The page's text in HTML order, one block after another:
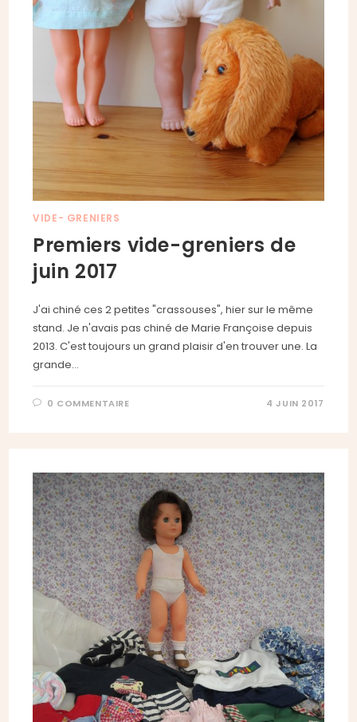
VIDE- GRENIERS
Premiers vide-greniers de
juin 2017
J'ai chiné ces 2 petites "crassouses", hier sur le même
stand. Je n'avais pas chiné de Marie Françoise depuis
2013. C'est toujours un grand plaisir d'en trouver une. La
grande…
0 COMMENTAIRE 4 JUIN 2017